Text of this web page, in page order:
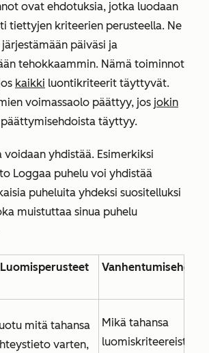
ovat ehdotuksia, jotka luodaan
tiettyjen kriteerien perusteella. Ne
päiväsi ja
tehokkaammin. Nämä toiminnot
kaikki luontikriteerit täyttyvät.
voimassaolo päättyy, jos jokin
täyttyy.
yhdistää. Esimerkiksi
Loggaa puhelu voi yhdistää
puheluita yhdeksi suositelluksi
muistuttaa sinua puhelu
Luomisperusteet Vanhentumisehdot
mitä tahansa
varten,
Mikä tahansa
luomiskriteereistä